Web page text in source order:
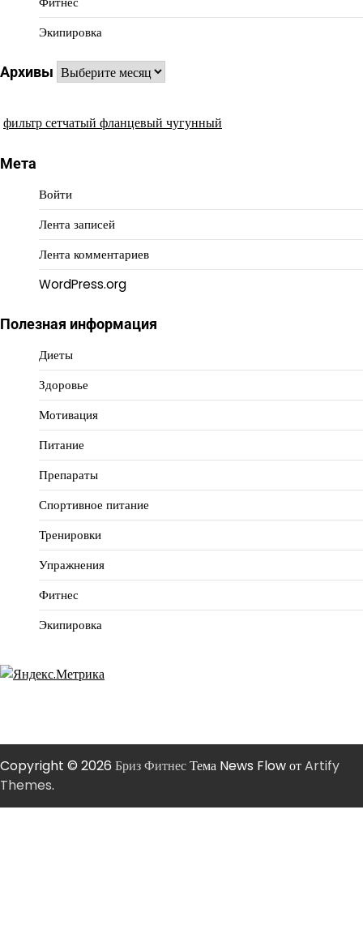
Экипировка
Архивы Архивы
фильтр сетчатый фланцевый чугунный
Мета
Войти
Лента записей
Лента комментариев
WordPress.org
Полезная информация
Диеты
Здоровье
Мотивация
Питание
Препараты
Спортивное питание
Тренировки
Упражнения
Фитнес
Экипировка
Copyright © 2026 Бриз ФитнесТема News Flow отArtify
Themes.